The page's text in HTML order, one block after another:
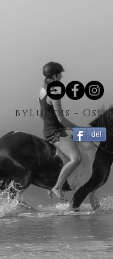
byLundis -
del